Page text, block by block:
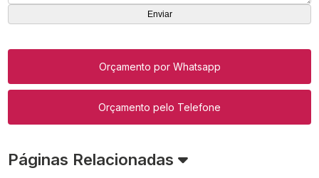
Orçamento por Whatsapp
Orçamento pelo Telefone
Páginas Relacionadas